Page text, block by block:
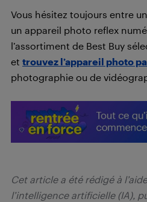
Vous hésitez toujours entre
un appareil photo reflex
l’assortiment de Best Buy
et trouvez l’appareil photo
photographie ou de
Cet article a été rédigé à
l’intelligence artificielle (IA),